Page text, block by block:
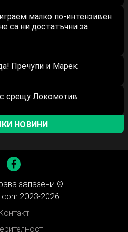
малко по-интензивен
са ни достатъчни за
Пречупи и Марек
срещу Локомотив
НОВИНИ
запазени ©
2023-2026